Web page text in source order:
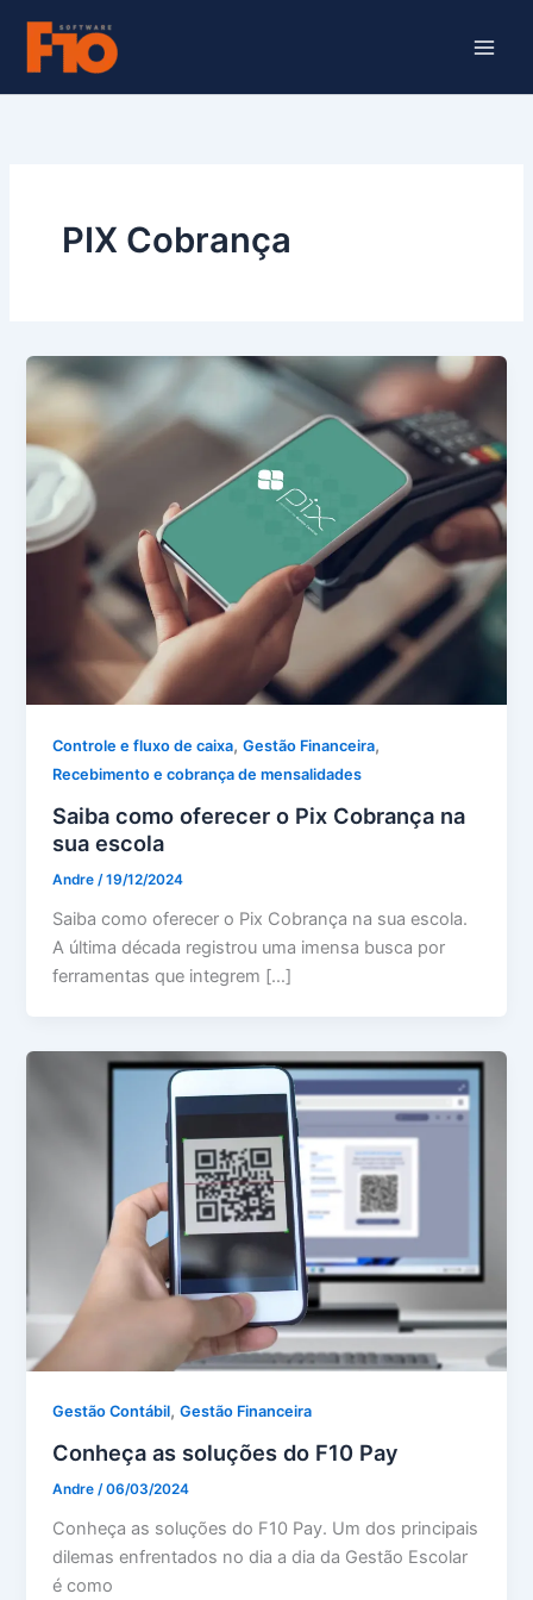
conteúdo
PIX Cobrança
Controle e fluxo de caixa,Gestão Financeira,
Recebimento e cobrança de mensalidades
Saiba como oferecer o Pix Cobrança na
sua escola
Andre/19/12/2024
Saiba como oferecer o Pix Cobrança na sua escola.
A última década registrou uma imensa busca por
ferramentas que integrem […]
Gestão Contábil,Gestão Financeira
Conheça as soluções do F10 Pay
Andre/06/03/2024
Conheça as soluções do F10 Pay. Um dos principais
dilemas enfrentados no dia a dia da Gestão Escolar
é como